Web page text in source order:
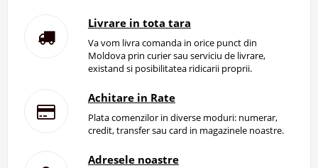
Livrare in tota tara
Va vom livra comanda in orice punct din
Moldova prin curier sau serviciu de livrare,
existand si posibilitatea ridicarii proprii.
Achitare in Rate
Plata comenzilor in diverse moduri: numerar,
credit, transfer sau card in magazinele noastre.
Adresele noastre